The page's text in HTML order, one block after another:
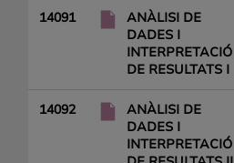
14091
ANÀLISI DE
DADES I
INTERPRETACIÓ
DE RESULTATS I
14092
ANÀLISI DE
DADES I
INTERPRETACIÓ